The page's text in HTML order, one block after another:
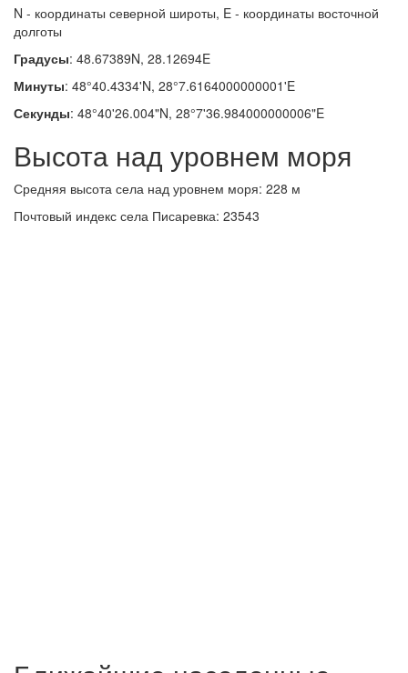
N - координаты северной широты, E - координаты восточной
долготы
Градусы: 48.67389N, 28.12694E
Минуты: 48°40.4334'N, 28°7.6164000000001'E
Секунды: 48°40'26.004"N, 28°7'36.984000000006"E
Высота над уровнем моря
Средняя высота села над уровнем моря: 228 м
Почтовый индекс села Писаревка: 23543